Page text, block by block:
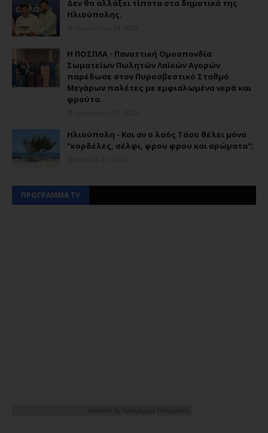
Δεν θα αλλάξει τίποτα στα δημοτικά της
Ηλιούπολης.
Η ΠΟΣΠΛΑ - Παναττική Ομοσπονδία
Σωματείων Πωλητών Λαϊκών Αγορών
παρέδωσε στον Πυροσβεστικό Σταθμό
Μεγάρων παλέτες με εμφιαλωμένα νερά και
φρούτα.
Ηλιούπολη - Και αν ο λαός Τάσο θέλει μόνο
"κορδέλες, σέλφι, φρου φρου και αρώματα";
ΠΡΟΓΡΑΜΜΑ TV